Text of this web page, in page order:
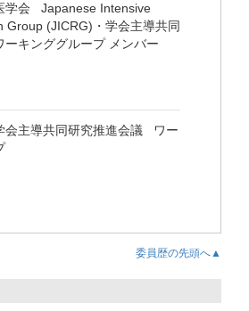
学会 Japanese Intensive
Group (JICRG)・学会主導共同
ーキンググループ メンバー
会主導共同研究推進会議 ワー
委員歴の先頭へ▲